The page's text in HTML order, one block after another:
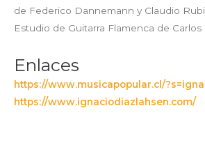
de Federico Dannemann y Claudio
Estudio de Guitarra Flamenca de
Enlaces
https://www.musicapopular.cl/
https://www.ignaciodiazlahsen.com/